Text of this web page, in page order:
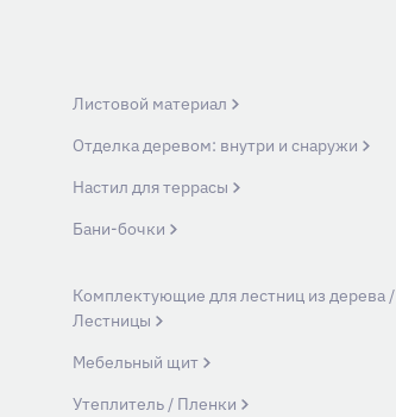
Листовой материал
Отделка деревом: внутри и снаружи
Настил для террасы
Бани-бочки
Комплектующие для лестниц из дерева /
Лестницы
Мебельный щит
Утеплитель / Пленки